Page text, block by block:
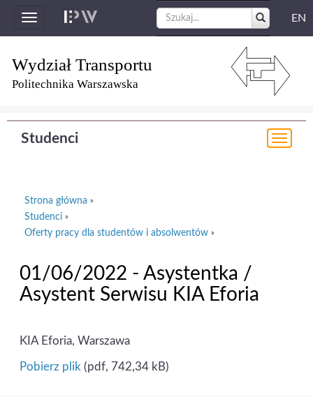
Toggle
navigation
EN
Wydział Transportu
Politechnika Warszawska
Studenci
Strona główna »
Studenci »
Oferty pracy dla studentów i absolwentów »
01/06/2022 - Asystentka /
Asystent Serwisu KIA Eforia
KIA Eforia, Warszawa
Pobierz plik (pdf, 742,34 kB)